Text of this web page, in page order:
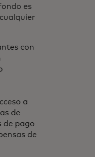
es
con
a
de
de pago
de